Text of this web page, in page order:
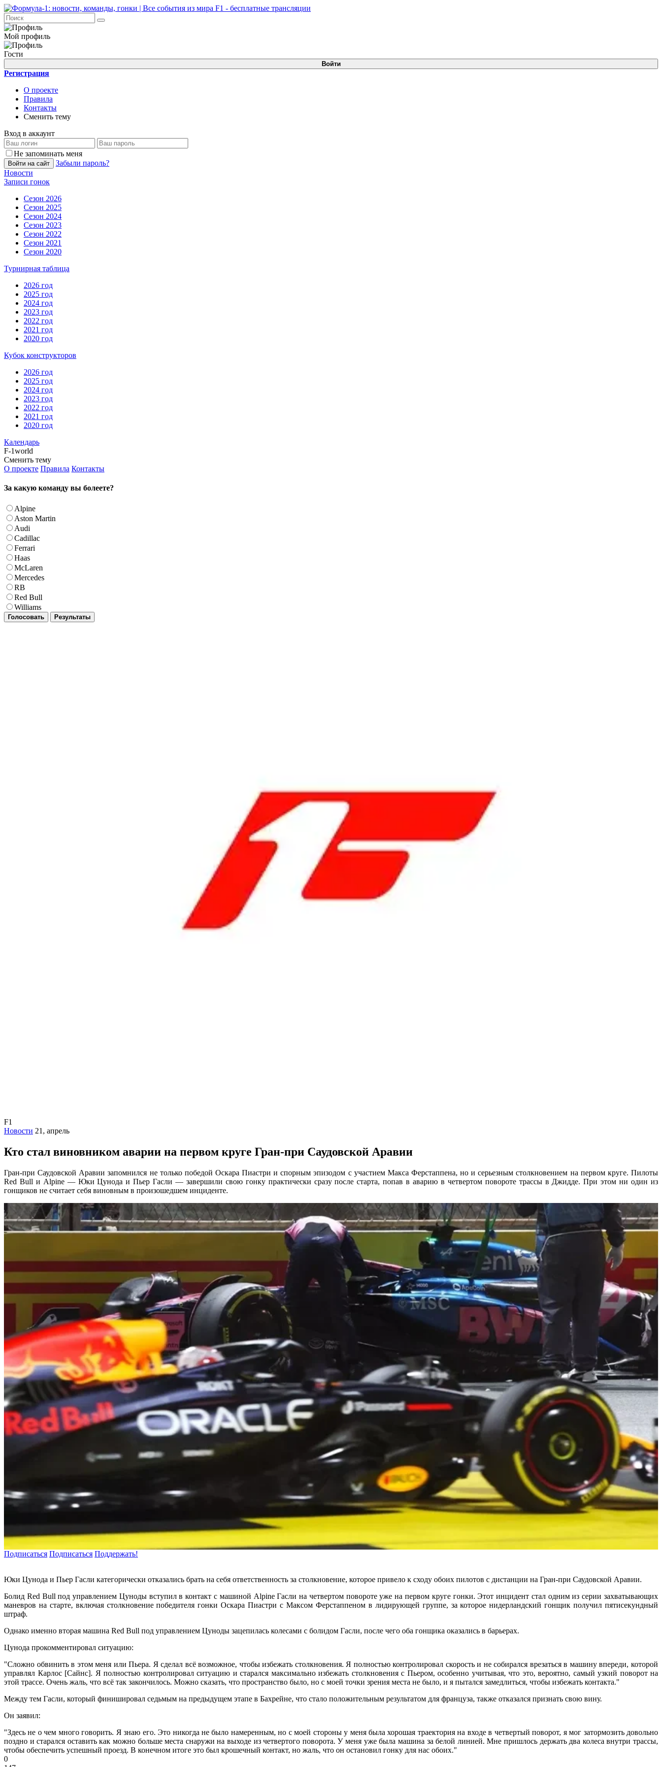
Мой профиль
Гости
Войти
Регистрация
О проекте
Правила
Контакты
Сменить тему
Вход в аккаунт
Не запоминать меня
Войти на сайт
Забыли пароль?
Новости
Записи гонок
Сезон 2026
Сезон 2025
Сезон 2024
Сезон 2023
Сезон 2022
Сезон 2021
Сезон 2020
Турнирная таблица
2026 год
2025 год
2024 год
2023 год
2022 год
2021 год
2020 год
Кубок конструкторов
2026 год
2025 год
2024 год
2023 год
2022 год
2021 год
2020 год
Календарь
F-1world
Сменить тему
О проекте Правила Контакты
За какую команду вы болеете?
Alpine
Aston Martin
Audi
Cadillac
Ferrari
Haas
McLaren
Mercedes
RB
Red Bull
Williams
Голосовать Результаты
F1
Новости 21, апрель
Кто стал виновником аварии на первом круге Гран-при Саудовской Аравии
Гран-при Саудовской Аравии запомнился не только победой Оскара Пиастри и спорным эпизодом с участием Макса Ферстаппена, но и серьезным столкновением на первом круге. Пилоты
Red Bull и Alpine — Юки Цунода и Пьер Гасли — завершили свою гонку практически сразу после старта, попав в аварию в четвертом повороте трассы в Джидде. При этом ни один из
гонщиков не считает себя виновным в произошедшем инциденте.
Подписаться Подписаться Поддержать!
Юки Цунода и Пьер Гасли категорически отказались брать на себя ответственность за столкновение, которое привело к сходу обоих пилотов с дистанции на Гран-при Саудовской Аравии.
Болид Red Bull под управлением Цуноды вступил в контакт с машиной Alpine Гасли на четвертом повороте уже на первом круге гонки. Этот инцидент стал одним из серии захватывающих
маневров на старте, включая столкновение победителя гонки Оскара Пиастри с Максом Ферстаппеном в лидирующей группе, за которое нидерландский гонщик получил пятисекундный
штраф.
Однако именно вторая машина Red Bull под управлением Цуноды зацепилась колесами с болидом Гасли, после чего оба гонщика оказались в барьерах.
Цунода прокомментировал ситуацию:
"Сложно обвинить в этом меня или Пьера. Я сделал всё возможное, чтобы избежать столкновения. Я полностью контролировал скорость и не собирался врезаться в машину впереди, которой
управлял Карлос [Сайнс]. Я полностью контролировал ситуацию и старался максимально избежать столкновения с Пьером, особенно учитывая, что это, вероятно, самый узкий поворот на
этой трассе. Очень жаль, что всё так закончилось. Можно сказать, что пространство было, но с моей точки зрения места не было, и я пытался замедлиться, чтобы избежать контакта."
Между тем Гасли, который финишировал седьмым на предыдущем этапе в Бахрейне, что стало положительным результатом для француза, также отказался признать свою вину.
Он заявил:
"Здесь не о чем много говорить. Я знаю его. Это никогда не было намеренным, но с моей стороны у меня была хорошая траектория на входе в четвертый поворот, я мог затормозить довольно
поздно и старался оставить как можно больше места снаружи на выходе из четвертого поворота. У меня уже была машина за белой линией. Мне пришлось держать два колеса внутри трассы,
чтобы обеспечить успешный проезд. В конечном итоге это был крошечный контакт, но жаль, что он остановил гонку для нас обоих."
0